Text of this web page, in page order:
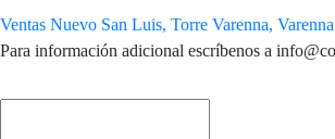
Ventas Nuevo San Luis, Torre Varenna, Varenna
Para información adicional escríbenos a